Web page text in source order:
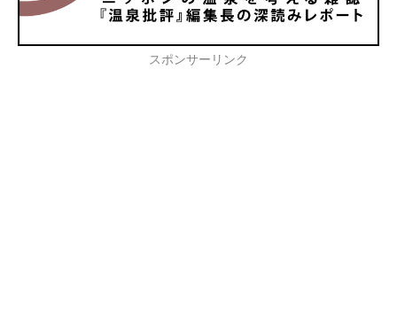
スポンサーリンク